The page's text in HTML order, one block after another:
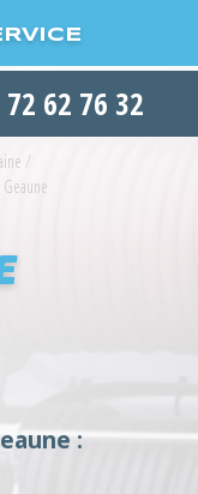
72 62 76 32
/
: